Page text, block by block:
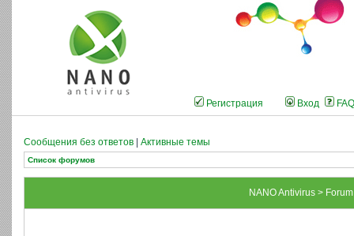
Регистрация Вход FAQ
Сообщения без ответов Активные темы
Список форумов
NANO Antivirus >